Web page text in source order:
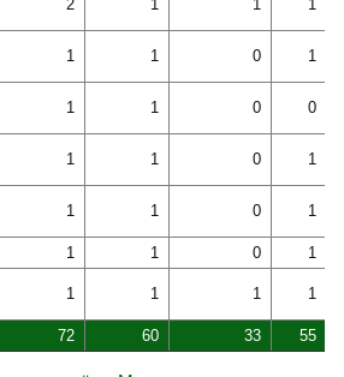
2 1 1 1
1 1 0 1
1 1 0 0
1 1 0 1
1 1 0 1
1 1 0
1
1 1 1 1
72 60 33 55